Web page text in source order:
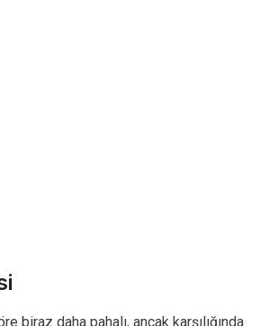
biraz daha pahalı, ancak karşılığında